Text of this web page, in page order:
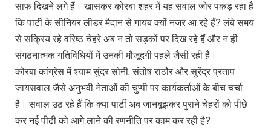
साफ दिखने लगे हैं। खासकर कोरबा शहर में यह सवाल जोर पकड़ रहा है
कि पार्टी के सीनियर लीडर मैदान से गायब क्यों नजर आ रहे हैं? लंबे समय
से सक्रिय रहे वरिष्ठ चेहरे अब न तो सड़कों पर दिख रहे हैं और न ही
संगठनात्मक गतिविधियों में उनकी मौजूदगी पहले जैसी रही है।
कोरबा कांग्रेस में श्याम सुंदर सोनी, संतोष राठौर और सुरेंद्र प्रताप
जायसवाल जैसे अनुभवी नेताओं की चुप्पी पर कार्यकर्ताओं के बीच चर्चा
है। सवाल उठ रहे हैं कि क्या पार्टी अब जानबूझकर पुराने चेहरों को पीछे
कर नई पीढ़ी को आगे लाने की रणनीति पर काम कर रही है?